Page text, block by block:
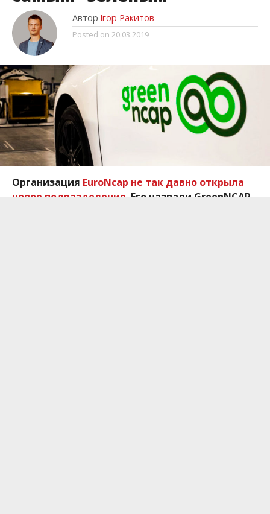
Автор Ігор Ракитов
Posted on 20.03.2019
Организация EuroNcap не так давно открыла
новое подразделение . Его назвали GreenNCAP,